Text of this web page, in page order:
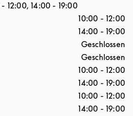
- 12:00, 14:00 - 19:00
10:00 - 12:00
14:00 - 19:00
Geschlossen
Geschlossen
10:00 - 12:00
14:00 - 19:00
10:00 - 12:00
14:00 - 19:00